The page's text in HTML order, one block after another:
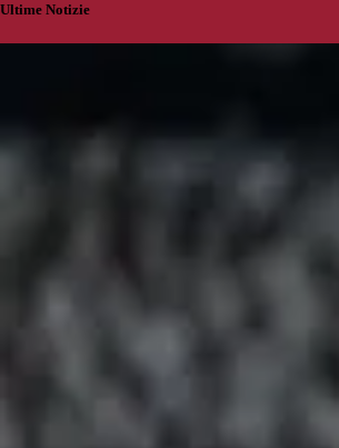
Ultime Notizie